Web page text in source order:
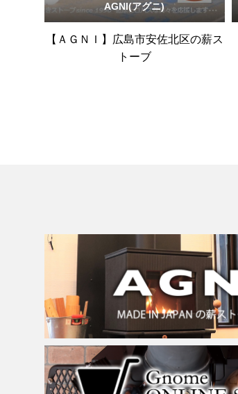
AGNI(アグニ)
【ＡＧＮＩ】広島市安佐北区の薪ス
トーブ